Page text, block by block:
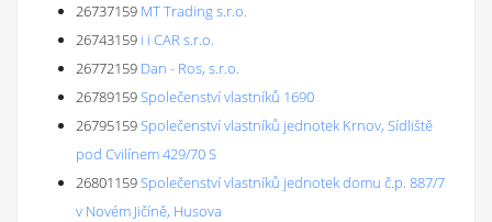
26737159 MT Trading s.r.o.
26743159 i i CAR s.r.o.
26772159 Dan - Ros, s.r.o.
26789159Společenství vlastníků 1690
26795159Společenství vlastníků jednotek Krnov, Sídliště
pod Cvilínem 429/70 S
26801159Společenství vlastníků jednotek domu č.p. 887/7
v Novém Jičíně, Husova